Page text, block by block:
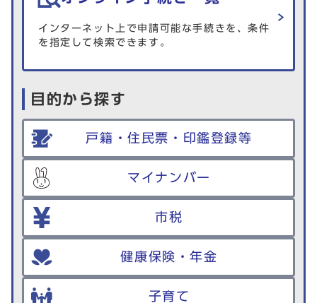
インターネット上で申請可能な手続きを、条件
を指定して検索できます。
目的から探す
戸籍・住民票・印鑑登録等
マイナンバー
市税
健康保険・年金
子育て